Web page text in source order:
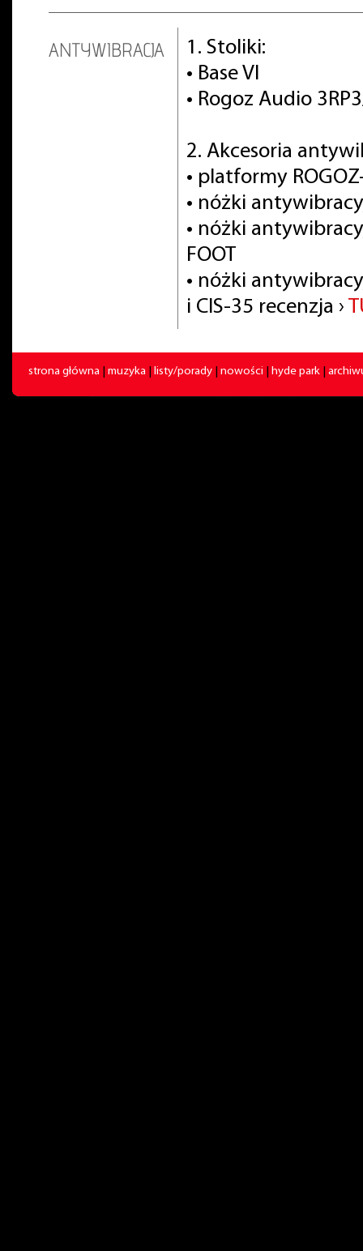
ANTYWIBRACJA
1. Stoliki:
• Base VI
• Rogoz Audio
2. Akcesoria
• platformy
• nóżki
• nóżki
FOOT
• nóżki
i CIS-35 recenzja ›
strona główna muzyka listy/porady nowości hyde park